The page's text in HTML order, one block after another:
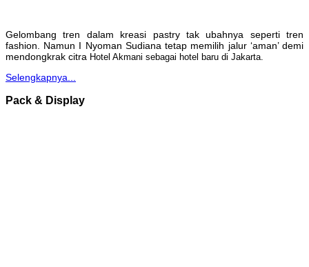
Gelombang tren dalam kreasi pastry tak ubahnya seperti tren
fashion. Namun I Nyoman Sudiana tetap memilih jalur ‘aman’ demi
mendongkrak citra Hotel Akmani sebagai hotel baru di Jakarta.
Selengkapnya...
Pack & Display